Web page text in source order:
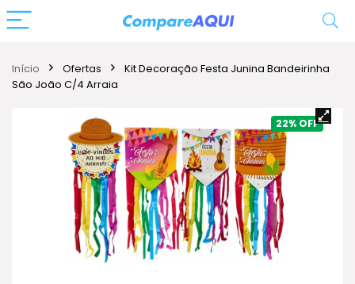
Início Ofertas
Kit Decoração Festa Junina Bandeirinha
São João C/4 Arraia
22%